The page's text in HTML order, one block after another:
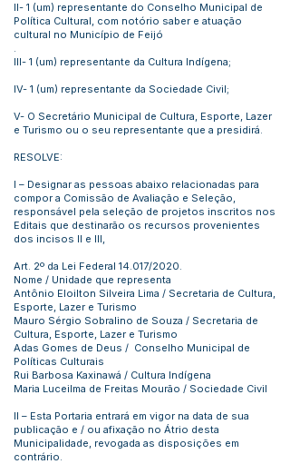
II- 1 (um) representante do Conselho Municipal de
Política Cultural, com notório saber e atuação
cultural no Município de Feijó
.
III- 1 (um) representante da Cultura Indígena;
IV- 1 (um) representante da Sociedade Civil;
V- O Secretário Municipal de Cultura, Esporte, Lazer
e Turismo ou o seu representante que a presidirá.
RESOLVE:
I – Designar as pessoas abaixo relacionadas para
compor a Comissão de Avaliação e Seleção,
responsável pela seleção de projetos inscritos nos
Editais que destinarão os recursos provenientes
dos incisos II e III,
Art. 2º da Lei Federal 14.017/2020.
Nome / Unidade que representa
Antônio Eloilton Silveira Lima / Secretaria de Cultura,
Esporte, Lazer e Turismo
Mauro Sérgio Sobralino de Souza / Secretaria de
Cultura, Esporte, Lazer e Turismo
Adas Gomes de Deus / Conselho Municipal de
Políticas Culturais
Rui Barbosa Kaxinawá / Cultura Indígena
Maria Luceilma de Freitas Mourão / Sociedade Civil
II – Esta Portaria entrará em vigor na data de sua
publicação e / ou afixação no Átrio desta
Municipalidade, revogada as disposições em
contrário.